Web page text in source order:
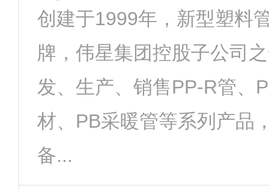
创建于1999年，新型塑料
牌，伟星集团控股子公司
发、生产、销售PP-R管、
材、PB采暖管等系列产品
备...